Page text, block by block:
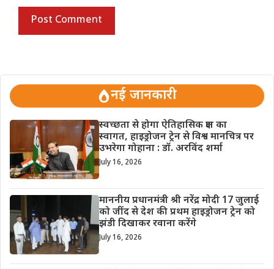
नई जानकारी
स्वच्छता से होगा ऐतिहासिक क्षण का
स्वागत, हाइड्रोजन ट्रेन से विश्व मानचित्र पर
उभरेगा गोहाना : डॉ. अरविंद शर्मा
July 16, 2026
माननीय प्रधानमंत्री श्री नरेंद्र मोदी 17 जुलाई
को जींद से देश की प्रथम हाइड्रोजन ट्रेन को
झंडी दिखाकर रवाना करेंगे
July 16, 2026